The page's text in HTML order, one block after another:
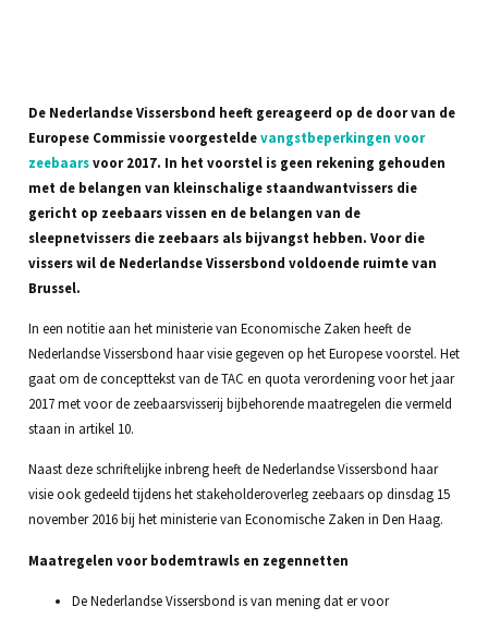
De Nederlandse Vissersbond heeft gereageerd op de door van de
Europese Commissie voorgesteldevangstbeperkingen voor
zeebaarsvoor 2017. In het voorstel is geen rekening gehouden
met de belangen van kleinschalige staandwantvissers die
gericht op zeebaars vissen en de belangen van de
sleepnetvissers die zeebaars als bijvangst hebben. Voor die
vissers wil de Nederlandse Vissersbond voldoende ruimte van
Brussel.
In een notitie aan het ministerie van Economische Zaken heeft de
Nederlandse Vissersbond haar visie gegeven op het Europese voorstel. Het
gaat om de concepttekst van de TAC en quota verordening voor het jaar
2017 met voor de zeebaarsvisserij bijbehorende maatregelen die vermeld
staan in artikel 10.
Naast deze schriftelijke inbreng heeft de Nederlandse Vissersbond haar
visie ook gedeeld tijdens het stakeholderoverleg zeebaars op dinsdag 15
november 2016 bij het ministerie van Economische Zaken in Den Haag.
Maatregelen voor bodemtrawls en zegennetten
De Nederlandse Vissersbond is van mening dat er voor